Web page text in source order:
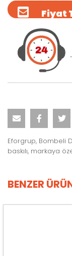
Fiyat
Eforgrup, Bombeli
baskılı, markaya
BENZER